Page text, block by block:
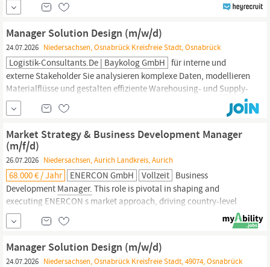
Versand • Sicherstellung einer optimalen Materialverfügbarkeit •
Enge Zusammenarbeit mit Einkauf und Lager • Überwachung
von...
Manager Solution Design (m/w/d)
24.07.2026 Niedersachsen, Osnabrück Kreisfreie Stadt, Osnabrück
Logistik-Consultants.de | Baykolog GmbH für interne und
externe Stakeholder Sie analysieren komplexe Daten, modellieren
Materialflüsse und gestalten effiziente Warehousing- und Supply-
Chain-Prozesse Sie führen auftragsbezogene Wirtschaftlichkeits-
und Profitabilitätsanalysen durch Sie identifizieren proaktiv
Effizienz und
Market Strategy & Business Development Manager
(m/f/d)
26.07.2026 Niedersachsen, Aurich Landkreis, Aurich
68.000 € / Jahr ENERCON GmbH Vollzeit Business
Development Manager. This role is pivotal in shaping and
executing ENERCON s market approach, driving country-level
growth strategies, and ensuring operational excellence across
regions. The ideal candidate will be a strong communicator,
capable of engaging with senior leadership and presenting
strategic insights to the board.
Manager Solution Design (m/w/d)
24.07.2026 Niedersachsen, Osnabrück Kreisfreie Stadt, 49074, Osnabrück